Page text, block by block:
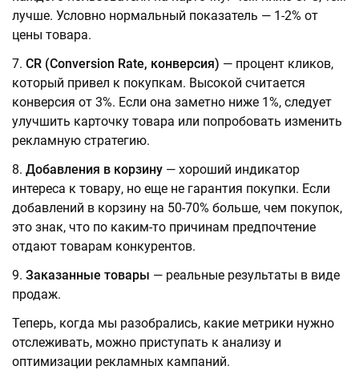
лучше. Условно нормальный показатель — 1-2% от
цены товара.
CR (Conversion Rate, конверсия) — процент кликов,
который привел к покупкам. Высокой считается
конверсия от 3%. Если она заметно ниже 1%, следует
улучшить карточку товара или попробовать изменить
рекламную стратегию.
Добавления в корзину — хороший индикатор
интереса к товару, но еще не гарантия покупки. Если
добавлений в корзину на 50-70% больше, чем покупок,
это знак, что по каким-то причинам предпочтение
отдают товарам конкурентов.
Заказанные товары — реальные результаты в виде
продаж.
Теперь, когда мы разобрались, какие метрики нужно
отслеживать, можно приступать к анализу и
оптимизации рекламных кампаний.